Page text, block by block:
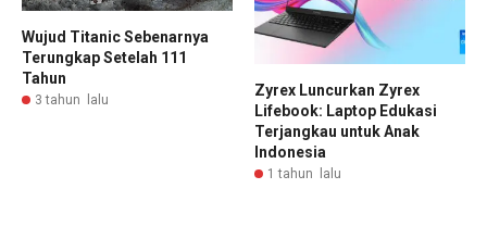
Wujud Titanic Sebenarnya
Terungkap Setelah 111
Tahun
3 tahun lalu
Zyrex Luncurkan Zyrex
Lifebook: Laptop Edukasi
Terjangkau untuk Anak
Indonesia
1 tahun lalu